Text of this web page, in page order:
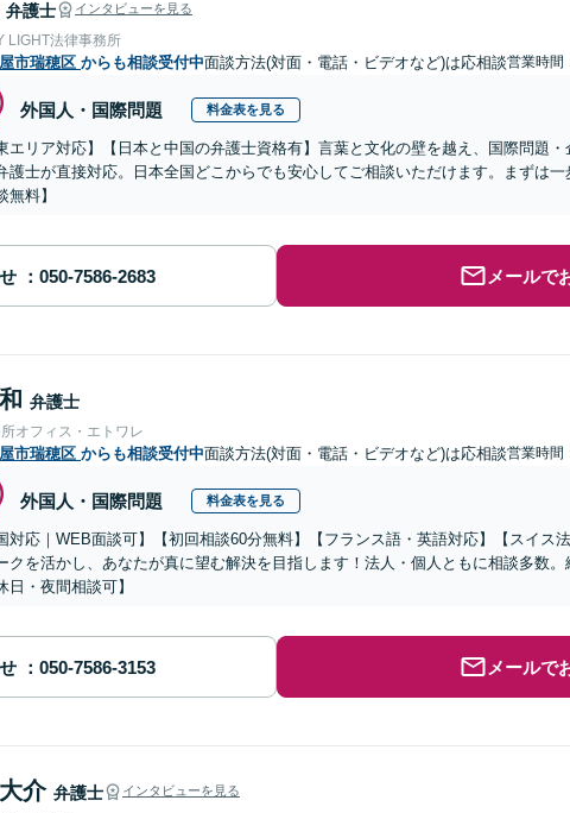
弁護士 インタビューを見る
LIGHT法律事務所
市瑞穂区 からも相談受付中面談方法(対面・電話・ビデオなど)は応相談営業時間
外国人・国際問題 料金表を見る
エリア対応】【日本と中国の弁護士資格有】言葉と文化の壁を越え、国際問題
護士が直接対応。日本全国どこからでも安心してご相談いただけます。まずは
無料】
メールで
弁護士
オフィス・エトワレ
市瑞穂区 からも相談受付中面談方法(対面・電話・ビデオなど)は応相談営業時間
外国人・国際問題 料金表を見る
対応｜WEB面談可】【初回相談60分無料】【フランス語・英語対応】【スイス
クを活かし、あなたが真に望む解決を目指します！法人・個人ともに相談多数
日・夜間相談可】
メールで
介 弁護士 インタビューを見る